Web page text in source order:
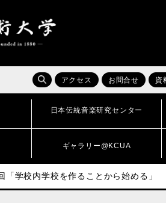
アクセス お問合せ 資
日本伝統音楽研究センター
ギャラリー@KCUA
学校内学校を作ることから始める」